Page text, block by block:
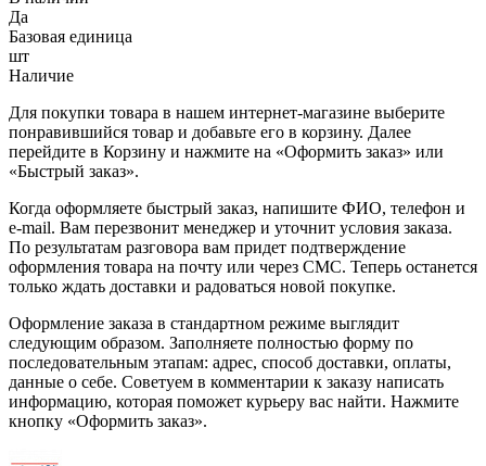
Да
Базовая единица
шт
Наличие
Для покупки товара в нашем интернет-магазине выберите
понравившийся товар и добавьте его в корзину. Далее
перейдите в Корзину и нажмите на «Оформить заказ» или
«Быстрый заказ».
Когда оформляете быстрый заказ, напишите ФИО, телефон и
e-mail. Вам перезвонит менеджер и уточнит условия заказа.
По результатам разговора вам придет подтверждение
оформления товара на почту или через СМС. Теперь останется
только ждать доставки и радоваться новой покупке.
Оформление заказа в стандартном режиме выглядит
следующим образом. Заполняете полностью форму по
последовательным этапам: адрес, способ доставки, оплаты,
данные о себе. Советуем в комментарии к заказу написать
информацию, которая поможет курьеру вас найти. Нажмите
кнопку «Оформить заказ».